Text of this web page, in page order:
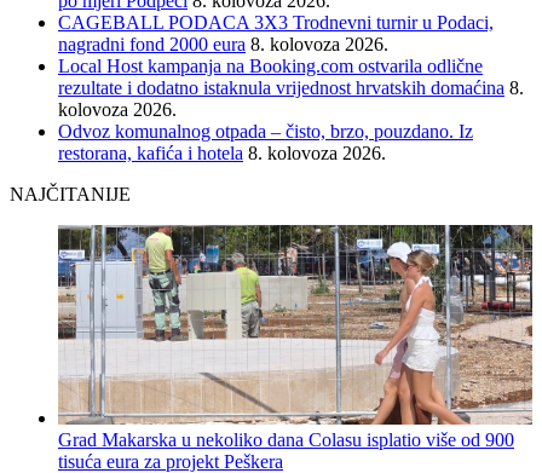
CAGEBALL PODACA 3X3 Trodnevni turnir u Podaci,
nagradni fond 2000 eura 8. kolovoza 2026.
Local Host kampanja na Booking.com ostvarila odlične
rezultate i dodatno istaknula vrijednost hrvatskih domaćina 8.
kolovoza 2026.
Odvoz komunalnog otpada – čisto, brzo, pouzdano. Iz
restorana, kafića i hotela 8. kolovoza 2026.
NAJČITANIJE
Grad Makarska u nekoliko dana Colasu isplatio više od 900
tisuća eura za projekt Peškera